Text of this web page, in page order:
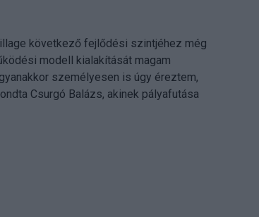
következő fejlődési szintjéhez még
modell kialakítását magam
személyesen is úgy éreztem,
Csurgó Balázs, akinek pályafutása